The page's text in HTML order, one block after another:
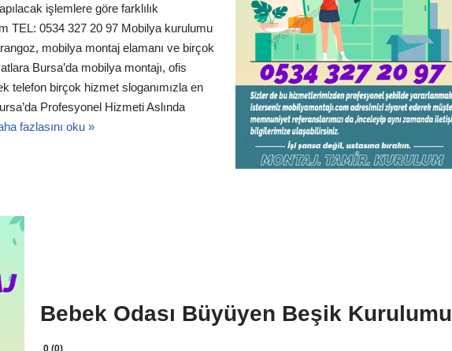
işlemlere göre farklılık
TEL: 0534 327 20 97 Mobilya kurulumu
mobilya montaj elamanı ve birçok
Bursa’da mobilya montajı, ofis
telefon birçok hizmet sloganımızla en
Profesyonel Hizmeti Aslında
fazlasını oku »
Bebek Odası Büyüyen Beşik Kurulumu
0 (0)